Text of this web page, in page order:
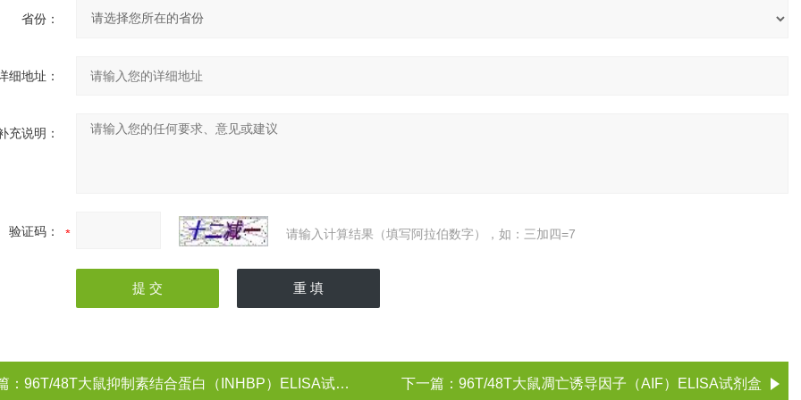
省份：
细地址：
充说明：
验证码： 请输入计算结果（填写阿拉伯数字），如：三加四=7
： 96T/48T大鼠抑制素结合蛋白（INHBP）ELISA试剂盒 下一篇： 96T/48T大鼠凋亡诱导因子（AIF）ELISA试剂盒